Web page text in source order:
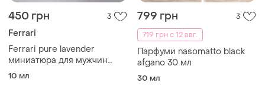
450 грн 3
Ferrari
Ferrari pure lavender
миниатюра для мужчин
(оригинал)
10 мл
799 грн
3
719 грн с 12 авг.
Парфуми nasomatto black
afgano 30 мл
30 мл